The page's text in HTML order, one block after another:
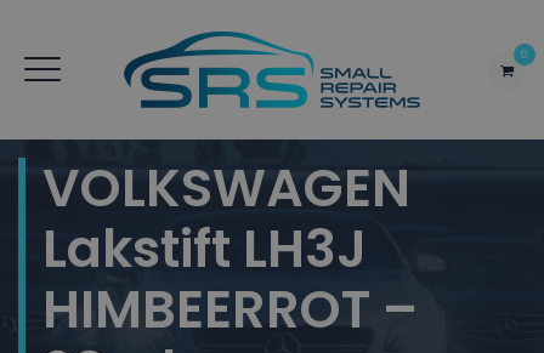
0
VOLKSWAGEN
Lakstift LH3J
HIMBEERROT –